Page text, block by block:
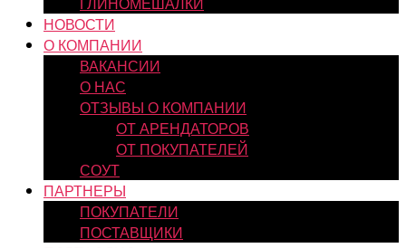
НОВОСТИ
О КОМПАНИИ
ВАКАНСИИ
О НАС
ОТЗЫВЫ О КОМПАНИИ
ОТ АРЕНДАТОРОВ
ОТ ПОКУПАТЕЛЕЙ
СОУТ
ПАРТНЕРЫ
ПОКУПАТЕЛИ
ПОСТАВЩИКИ